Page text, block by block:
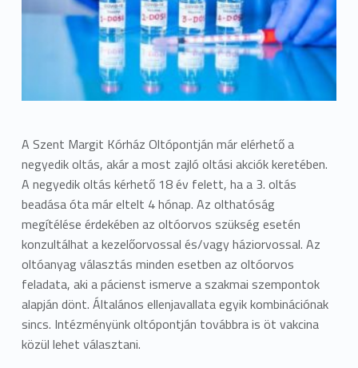
A Szent Margit Kórház Oltópontján már elérhető a
negyedik oltás, akár a most zajló oltási akciók keretében.
A negyedik oltás kérhető 18 év felett, ha a 3. oltás
beadása óta már eltelt 4 hónap. Az olthatóság
megítélése érdekében az oltóorvos szükség esetén
konzultálhat a kezelőorvossal és/vagy háziorvossal. Az
oltóanyag választás minden esetben az oltóorvos
feladata, aki a pácienst ismerve a szakmai szempontok
alapján dönt. Általános ellenjavallata egyik kombinációnak
sincs. Intézményünk oltópontján továbbra is öt vakcina
közül lehet választani.